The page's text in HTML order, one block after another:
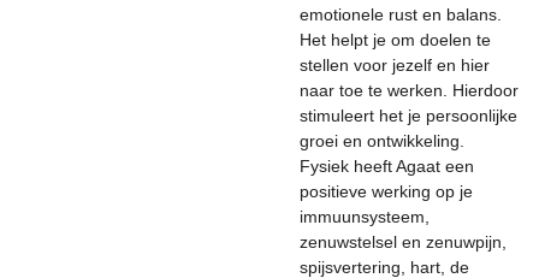
emotionele rust en balans.
Het helpt je om doelen te
stellen voor jezelf en hier
naar toe te werken. Hierdoor
stimuleert het je persoonlijke
groei en ontwikkeling.
Fysiek heeft Agaat een
positieve werking op je
immuunsysteem,
zenuwstelsel en zenuwpijn,
spijsvertering, hart, de